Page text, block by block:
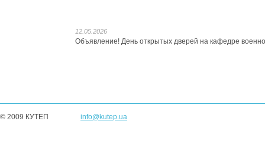
12.05.2026
Объявление! День открытых дверей на кафедре
© 2009 КУТЕП info@kutep.ua